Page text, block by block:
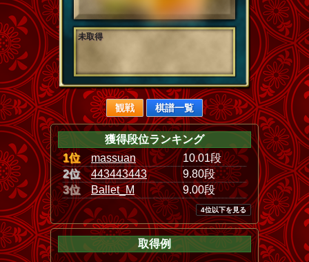
未取得
観戦 棋譜一覧
獲得段位ランキング
1位
massuan
10.01段
2位
443443443
9.80段
3位
Ballet_M 9.00段
4位以下を見る
取得例